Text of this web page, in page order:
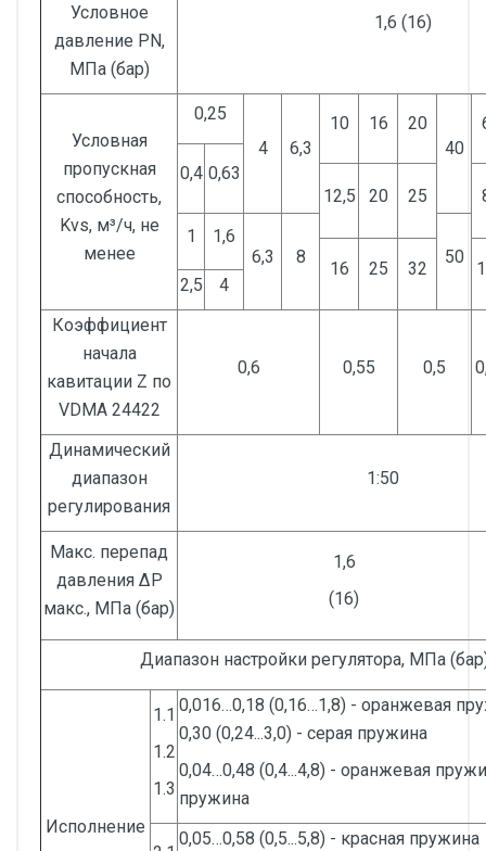
Условное
давление РN,
МПа (бар)
1,6 (16)
Условная
пропускная
способность,
Kvs, м³/ч, не
менее
0,25
4
6,3
10 16
20
40
0,4 0,63
12,5
20 25
1
1,6
6,3
8 50
16 25 32
2,5
4
Коэффициент
начала
кавитации Z по
VDMA 24422
0,6 0,55 0,5
Динамический
диапазон
регулирования
1:50
Макс. перепад
давления ΔP
макс., МПа (бар)
1,6
(16)
Диапазон настройки регулятора, МПа
Исполнение
1.1
1.2
1.3
0,016…0,18 (0,16…1,8) - оранжевая
0,30 (0,24...3,0) - серая пружина
0,04…0,48 (0,4...4,8) - оранжевая
пружина
0,05…0,58 (0,5...5,8) - красная пружина